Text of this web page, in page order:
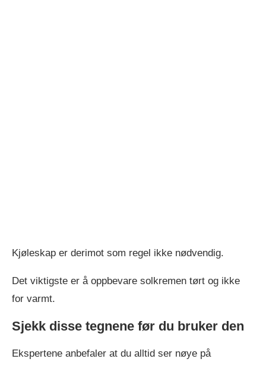
Kjøleskap er derimot som regel ikke nødvendig.
Det viktigste er å oppbevare solkremen tørt og ikke
for varmt.
Sjekk disse tegnene før du bruker den
Ekspertene anbefaler at du alltid ser nøye på